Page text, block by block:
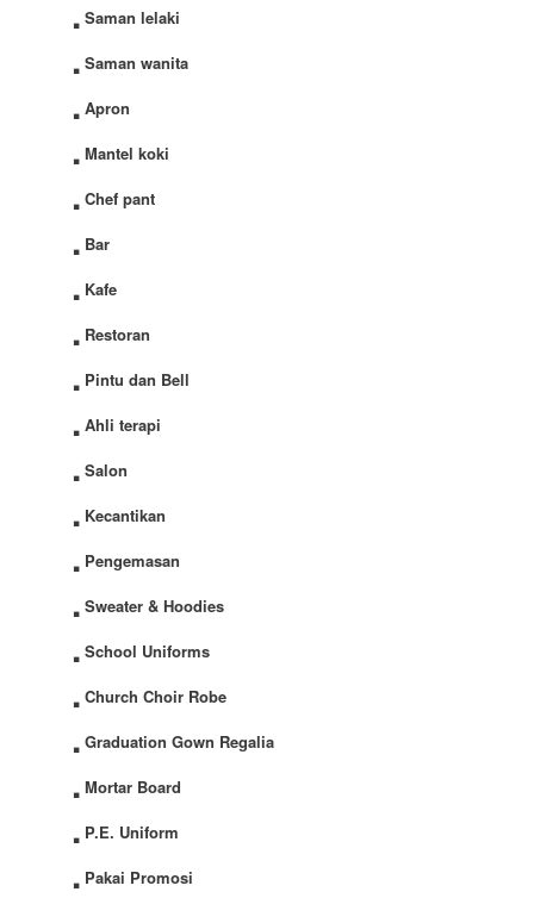
. Saman lelaki
. Saman wanita
. Apron
. Mantel koki
. Chef pant
. Bar
. Kafe
. Restoran
. Pintu dan Bell
. Ahli terapi
. Salon
. Kecantikan
. Pengemasan
. Sweater & Hoodies
. School Uniforms
. Church Choir Robe
. Graduation Gown Regalia
. Mortar Board
. P.E. Uniform
. Pakai Promosi